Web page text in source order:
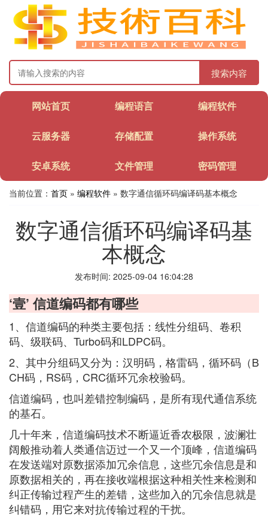
搜索内容
网站首页 编程语言 编程软件
云服务器 存储配置 操作系统
安卓系统 文件管理 密码管理
当前位置： 首页 » 编程软件 » 数字通信循环码编译码基本概念
数字通信循环码编译码基
本概念
发布时间: 2025-09-04 16:04:28
‘壹’ 信道编码都有哪些
1、信道编码的种类主要包括：线性分组码、卷积
码、级联码、Turbo码和LDPC码。
2、其中分组码又分为：汉明码，格雷码，循环码（B
CH码，RS码，CRC循环冗余校验码。
信道编码，也叫差错控制编码，是所有现代通信系统
的基石。
几十年来，信道编码技术不断逼近香农极限，波澜壮
阔般推动着人类通信迈过一个又一个顶峰，信道编码
在发送端对原数据添加冗余信息，这些冗余信息是和
原数据相关的，再在接收端根据这种相关性来检测和
纠正传输过程产生的差错，这些加入的冗余信息就是
纠错码，用它来对抗传输过程的干扰。